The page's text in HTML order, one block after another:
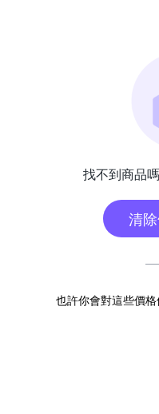
找不到商品
清
也許你會對這些價